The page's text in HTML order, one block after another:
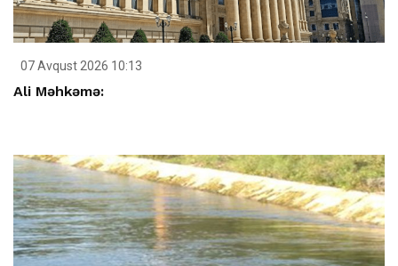
07 Avqust 2026 10:13
Ali Məhkəmə: